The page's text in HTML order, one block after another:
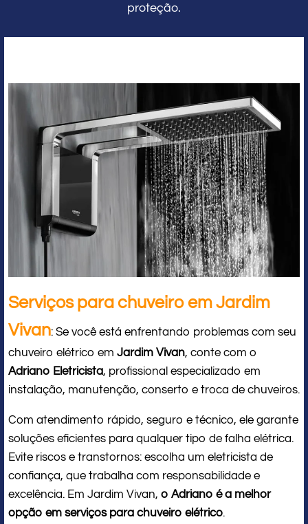
proteção.
Serviços para chuveiro em Jardim
Vivan: Se você está enfrentando problemas com seu
chuveiro elétrico em Jardim Vivan, conte com o
Adriano Eletricista, profissional especializado em
instalação, manutenção, conserto e troca de chuveiros.
Com atendimento rápido, seguro e técnico, ele garante
soluções eficientes para qualquer tipo de falha elétrica.
Evite riscos e transtornos: escolha um eletricista de
confiança, que trabalha com responsabilidade e
excelência. Em Jardim Vivan, o Adriano é a melhor
opção em serviços para chuveiro elétrico.